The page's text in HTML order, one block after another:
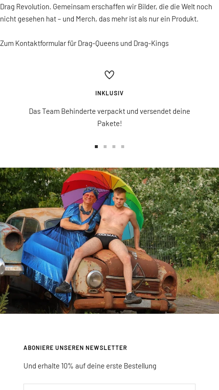
Drag Revolution. Gemeinsam erschaffen wir Bilder, die die Welt noch
nicht gesehen hat – und Merch, das mehr ist als nur ein Produkt.
Zum Kontaktformular für Drag-Queens und Drag-Kings
INKLUSIV
Das Team Behinderte verpackt und versendet deine
Pakete!
1
gehen
2
gehen
3
gehen
4
gehen
ABONIERE UNSEREN NEWSLETTER
Und erhalte 10% auf deine erste Bestellung